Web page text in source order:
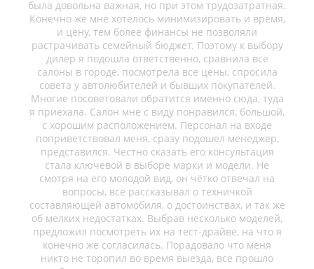
была довольна важная, но при этом трудозатратная.
Конечно же мне хотелось минимизировать и время,
и цену, тем более финансы не позволяли
растрачивать семейный бюджет. Поэтому к выбору
дилер я подошла ответственно, сравнила все
салоны в городе, посмотрела все цены, спросила
совета у автолюбителей и бывших покупателей.
Многие посоветовали обратится именно сюда, туда
я приехала. Салон мне с виду понравился, большой,
с хорошим расположением. Персонал на входе
поприветствовал меня, сразу подошел менеджер,
представился. Честно сказать его консультация
стала ключевой в выборе марки и модели. Не
смотря на его молодой вид, он чётко отвечал на
вопросы, все рассказывал о техничкой
составляющей автомобиля, о достоинствах, и так же
об мелких недостатках. Выбрав несколько моделей,
предложил посмотреть их на тест-драйве, на что я
конечно же согласилась. Порадовало что меня
никто не торопил во время выезда, все прошло